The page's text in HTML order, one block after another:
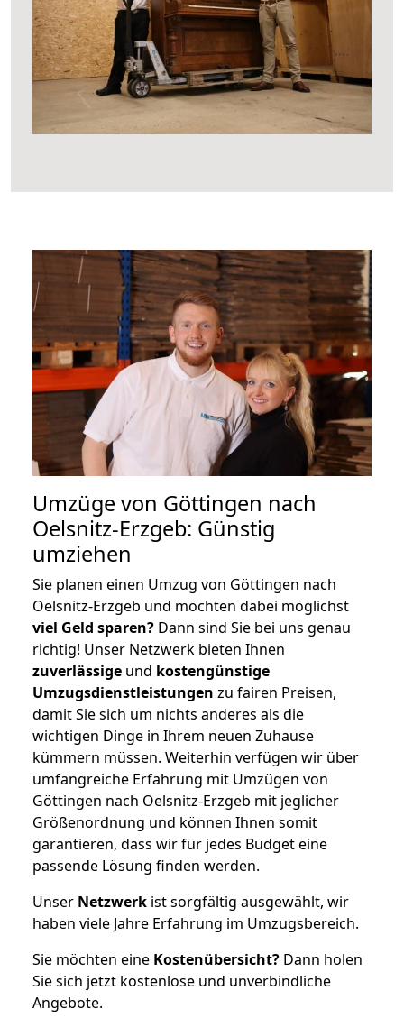
Umzüge von Göttingen nach
Oelsnitz-Erzgeb: Günstig
umziehen
Sie planen einen Umzug von Göttingen nach
Oelsnitz-Erzgeb und möchten dabei möglichst
viel Geld sparen? Dann sind Sie bei uns genau
richtig! Unser Netzwerk bieten Ihnen
zuverlässige und kostengünstige
Umzugsdienstleistungen zu fairen Preisen,
damit Sie sich um nichts anderes als die
wichtigen Dinge in Ihrem neuen Zuhause
kümmern müssen. Weiterhin verfügen wir über
umfangreiche Erfahrung mit Umzügen von
Göttingen nach Oelsnitz-Erzgeb mit jeglicher
Größenordnung und können Ihnen somit
garantieren, dass wir für jedes Budget eine
passende Lösung finden werden.
Unser Netzwerk ist sorgfältig ausgewählt, wir
haben viele Jahre Erfahrung im Umzugsbereich.
Sie möchten eine Kostenübersicht? Dann holen
Sie sich jetzt kostenlose und unverbindliche
Angebote.